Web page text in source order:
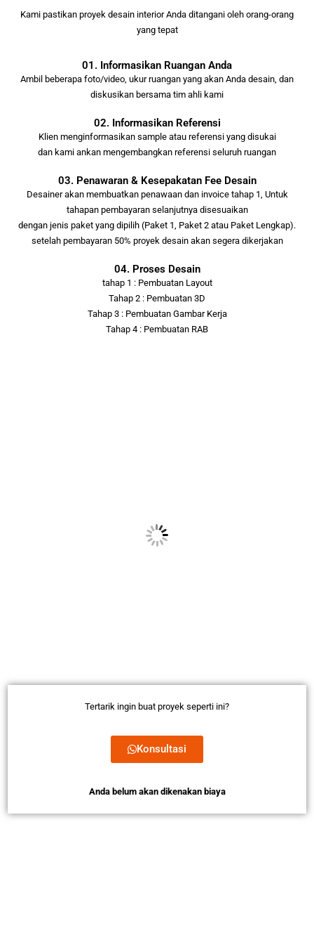
Kami pastikan proyek desain interior Anda ditangani oleh orang-orang
yang tepat
01. Informasikan Ruangan Anda
Ambil beberapa foto/video, ukur ruangan yang akan Anda desain, dan
diskusikan bersama tim ahli kami
02. Informasikan Referensi
Klien menginformasikan sample atau referensi yang disukai
dan kami ankan mengembangkan referensi seluruh ruangan
03. Penawaran & Kesepakatan Fee Desain
Desainer akan membuatkan penawaan dan invoice tahap 1, Untuk
tahapan pembayaran selanjutnya disesuaikan
dengan jenis paket yang dipilih (Paket 1, Paket 2 atau Paket Lengkap).
setelah pembayaran 50% proyek desain akan segera dikerjakan
04. Proses Desain
tahap 1 : Pembuatan Layout
Tahap 2 : Pembuatan 3D
Tahap 3 : Pembuatan Gambar Kerja
Tahap 4 : Pembuatan RAB
Tertarik ingin buat proyek seperti ini?
Konsultasi
Anda belum akan dikenakan biaya